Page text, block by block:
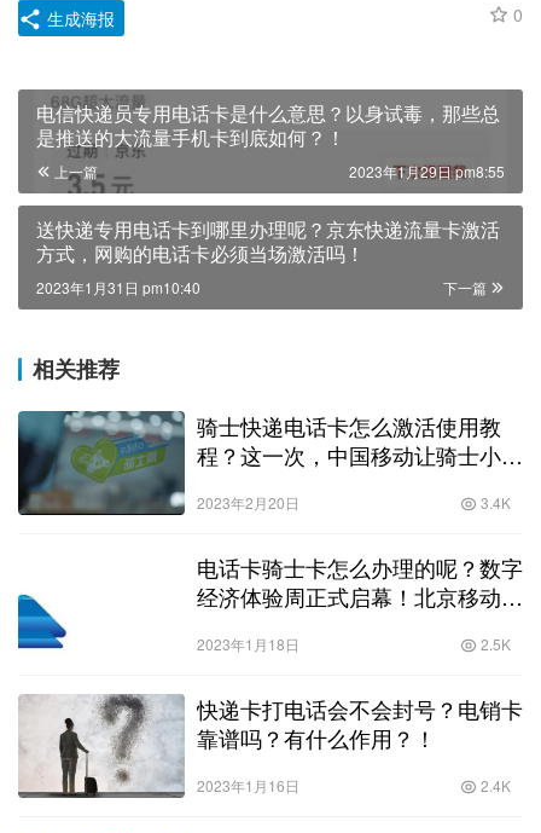
0
生成海报
电信快递员专用电话卡是什么意思？以身试毒，那些总
是推送的大流量手机卡到底如何？！
上一篇 2023年1月29日 pm8:55
送快递专用电话卡到哪里办理呢？京东快递流量卡激活
方式，网购的电话卡必须当场激活吗！
下一篇
2023年1月31日 pm10:40
相关推荐
骑士快递电话卡怎么激活使用教
程？这一次，中国移动让骑士小哥
2023年2月20日 3.4K
电话卡骑士卡怎么办理的呢？数字
经济体验周正式启幕！北京移动助
2023年1月18日 2.5K
快递卡打电话会不会封号？电销卡
靠谱吗？有什么作用？！
2023年1月16日 2.4K